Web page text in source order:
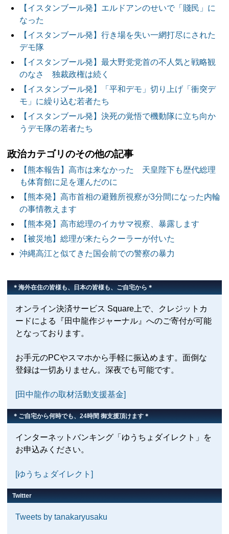
【イスタンブール発】エルドアンのせいで「賤民」に
なった
【イスタンブール発】行き場を失い一網打尽にされた
デモ隊
【イスタンブール発】最大野党党首の不人気と戦略観
のなさ 独裁政権は続く
【イスタンブール発】「平和デモ」切り上げ「衝突デ
モ」に繰り込む若者たち
【イスタンブール発】決死の覚悟で機動隊に立ち向か
うデモ隊の若者たち
政治カテゴリのその他の記事
【熊本報告】高市は来なかった 天皇陛下も歴代総理
も体育館に足を運んだのに
【熊本発】高市首相の避難所視察が3分間になった内輪
の事情教えます
【熊本発】高市総理のイカサマ視察、暴露します
【被災地】総理が来たらクーラーが付いた
沖縄高江と似てきた国会前での警察の暴力
＊海外在住の皆様も、日本の皆様も、ご自宅から＊
オンライン決済サービス Square上で、クレジットカ
ードによる『田中龍作ジャーナル』へのご寄付が可能
となっております。
お手元のPCやスマホから手軽に振込めます。面倒な
登録は一切ありません。深夜でも可能です。
[田中龍作の取材活動支援基金]
＊ご自宅から何時でも、24時間 御支援頂けます＊
インターネットバンキング「ゆうちょダイレクト」を
お申込みください。
[ゆうちょダイレクト]
Twitter
Tweets by tanakaryusaku